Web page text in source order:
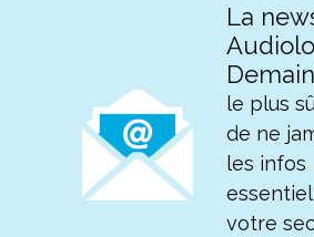
La
le plus
de ne
les infos
votre